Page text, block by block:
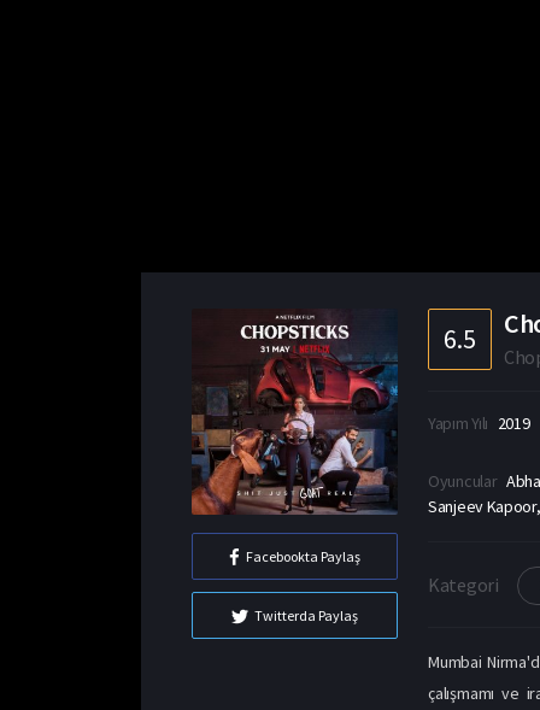
Facebookta Paylaş
Twitterda Paylaş
6.5
Yapım Yılı 2019
Oyuncular
Sanjeev
Kategori
Mumbai
çalışmamı ve